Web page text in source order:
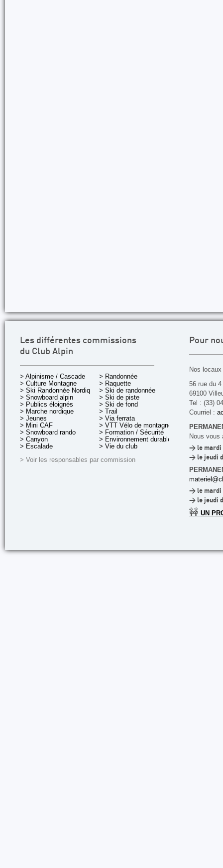
Les différentes commissions
du Club Alpin
> Alpinisme / Cascade
> Culture Montagne
> Ski Randonnée Nordique
> Snowboard alpin
> Publics éloignés
> Marche nordique
> Jeunes
> Mini CAF
> Snowboard rando
> Canyon
> Escalade
> Randonnée
> Raquette
> Ski de randonnée
> Ski de piste
> Ski de fond
> Trail
> Via ferrata
> VTT Vélo de montagne
> Formation / Sécurité
> Environnement durable
> Vie du club
> Voir les responsables par commission
Pour
Nos
56 rue du
69100
Tel : (33)
Courriel :
Nous vous
> le mardi
> le jeudi
> le mardi
> le jeudi
🚧 UN